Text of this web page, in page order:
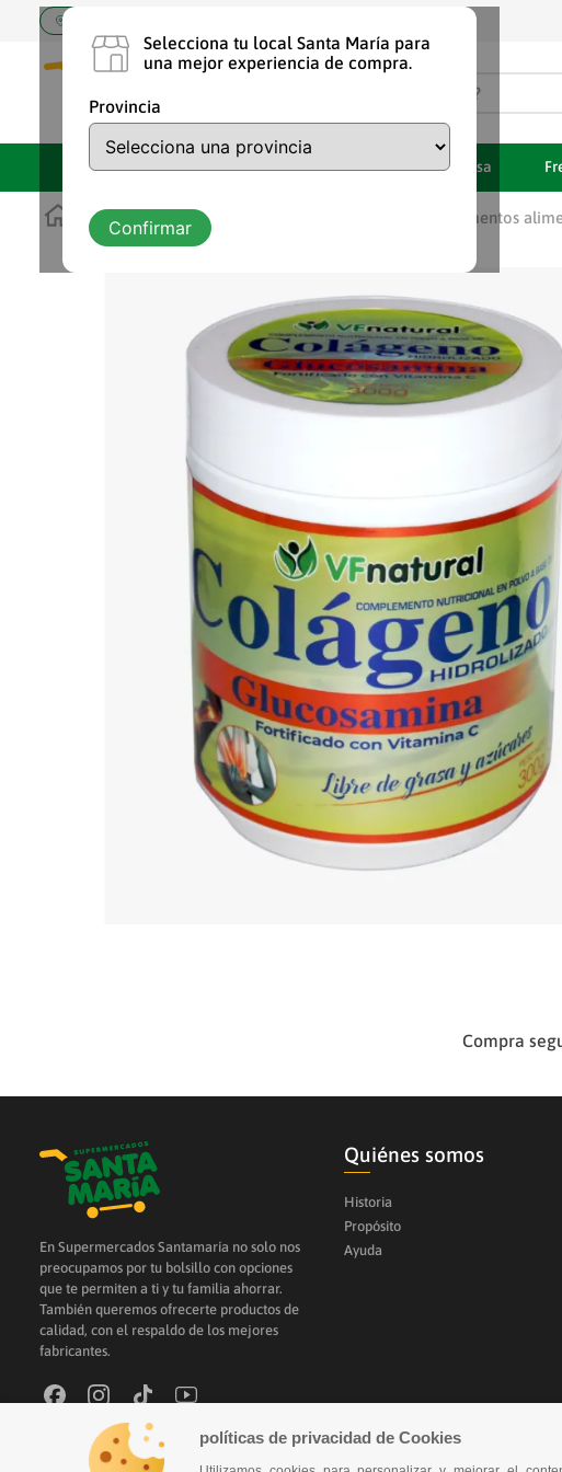
Selecciona tu local Santa María para
una mejor experiencia de compra.
Provincia
Confirmar
Marcas Propias Ofertas Despensa
políticas de privacidad de Cookies
Cuidado personal Vitaminas y suplementos
Compra
En Supermercados Santamaría no solo nos
preocupamos por tu bolsillo con opciones
que te permiten a ti y tu familia ahorrar.
También queremos ofrecerte productos de
calidad, con el respaldo de los mejores
fabricantes.
Derechos Reservados 2026
Quiénes somos
Historia
Propósito
Ayuda
1.
shampoo
5.
leche
6.
detergente
7.
vaquita